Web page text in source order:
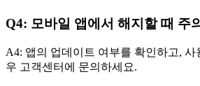
Q4: 모바일 앱에서 해지할 때 주
A4: 앱의 업데이트 여부를 확인하고, 사
우 고객센터에 문의하세요.